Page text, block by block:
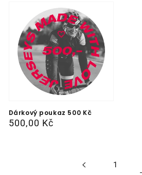
Dárkový poukaz 500 Kč
Běžná
500,00 Kč
1